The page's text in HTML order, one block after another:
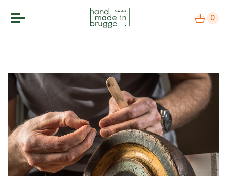
0
makers
label
bezoek
agenda